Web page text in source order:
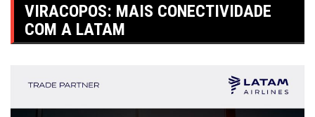
VIRACOPOS: MAIS CONECTIVIDADE
COM A LATAM